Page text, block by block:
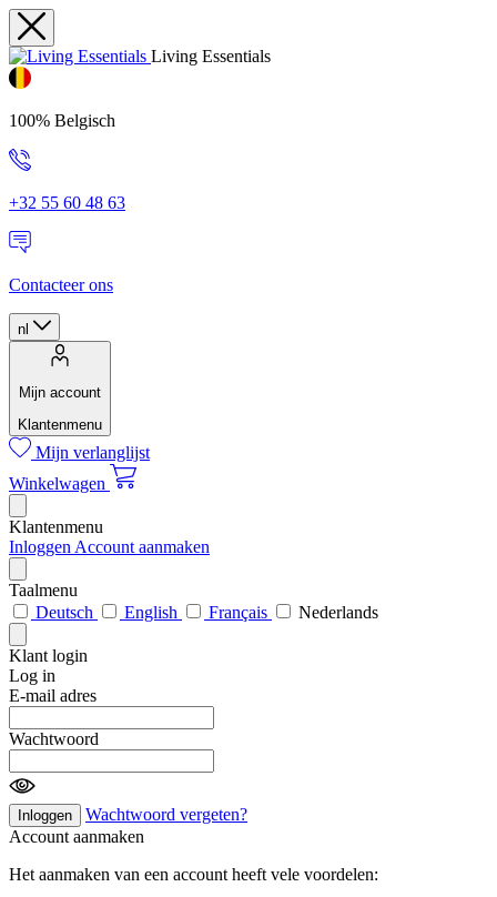
Living Essentials
100% Belgisch
+32 55 60 48 63
Contacteer ons
nl
Mijn account
Klantenmenu
Mijn verlanglijst
Winkelwagen
Klantenmenu
Inloggen Account aanmaken
Taalmenu
Deutsch
English Français Nederlands
Klant login
Log in
E-mail adres
Wachtwoord
Inloggen
Wachtwoord vergeten?
Account aanmaken
Het aanmaken van een account heeft vele voordelen: